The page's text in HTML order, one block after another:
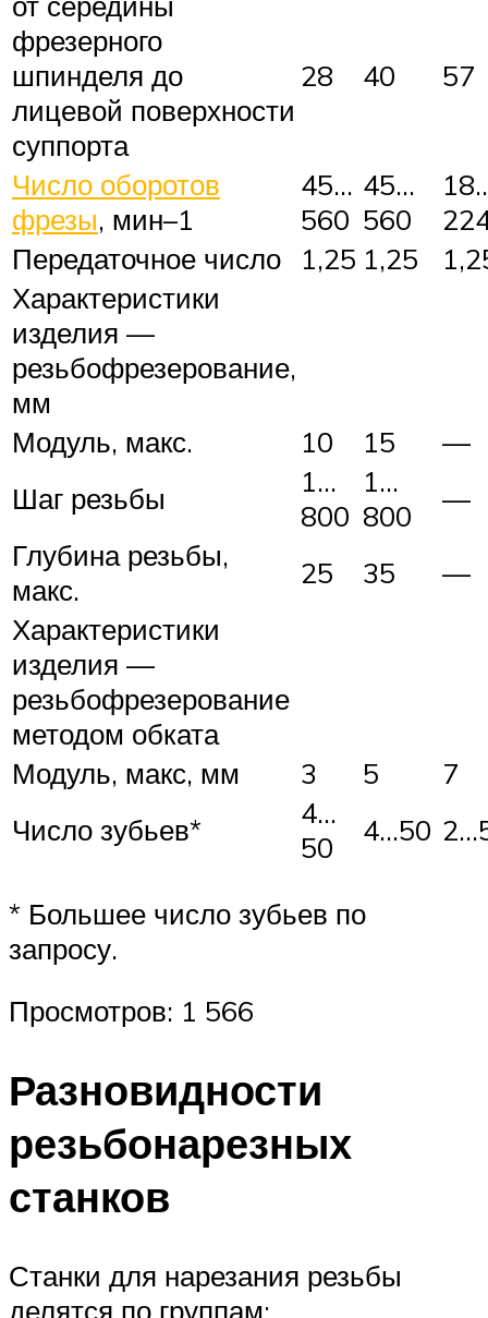
фрезерного
шпинделя до
лицевой поверхности
суппорта
28 40 57
Число оборотов
фрезы, мин–1
45…
560
45…
560
Передаточное число
1,25 1,25
Характеристики
изделия —
резьбофрезерование,
мм
Модуль, макс.
10 15
—
Шаг резьбы
1…
800
1…
800
—
Глубина резьбы,
макс.
25 35
—
Характеристики
изделия —
резьбофрезерование
методом обката
Модуль, макс, мм
3 5
7
Число зубьев*
4…
50
4…50
* Большее число зубьев по
запросу.
Просмотров: 1 566
Разновидности
резьбонарезных
станков
Станки для нарезания резьбы
делятся по группам: